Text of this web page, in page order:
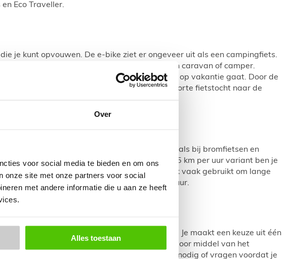
Over
voor social media te bieden en om ons
onze site met onze partners voor social
met andere informatie die u aan ze heeft
Alles toestaan
Eco Traveller.
je kunt opvouwen. De e-bike ziet er ongeveer uit als een campingfiets.
voor mensen die op vakantie gaan met een caravan of camper.
deze dan ook makkelijk meenemen wanneer je op vakantie gaat. Door de
een langere tocht maken in plaats van een korte fietstocht naar de
Dit komt, omdat, er voor e-bikes zijn er, net als bij bromfietsen en
25 km per uur en 45 km per uur. Voor de 45 km per uur variant ben je
zoals dat wordt genoemd, wordt dan ook vaak gebruikt om lange
vouwfietsen begrensd op 25 kilometer per uur.
heel makkelijk en vertrouwd bij Ronald Schot. Je maakt een keuze uit één
wanneer hier om gevraagd wordt. Door middel van het
welke voor u de juiste is. Heb je toch nog hulp nodig of vragen voordat je